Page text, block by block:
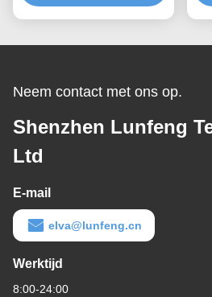
Toetsenbordral Kleur
Neem contact met ons op.
Shenzhen Lunfeng
Ltd
E-mail
elva@lunfeng.cn
Werktijd
8:00-24:00